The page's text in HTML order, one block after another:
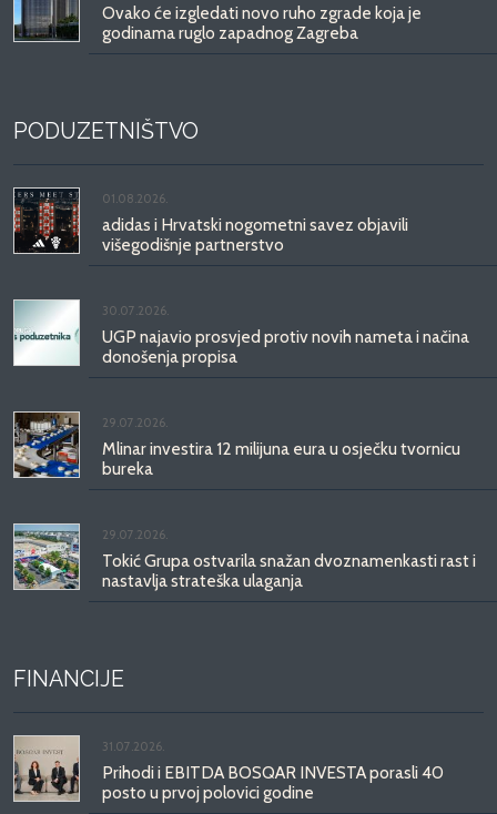
Ovako će izgledati novo ruho zgrade koja je
godinama ruglo zapadnog Zagreba
PODUZETNIŠTVO
01.08.2026.
adidas i Hrvatski nogometni savez objavili
višegodišnje partnerstvo
30.07.2026.
UGP najavio prosvjed protiv novih nameta i načina
donošenja propisa
29.07.2026.
Mlinar investira 12 milijuna eura u osječku tvornicu
bureka
29.07.2026.
Tokić Grupa ostvarila snažan dvoznamenkasti rast i
nastavlja strateška ulaganja
FINANCIJE
31.07.2026.
Prihodi i EBITDA BOSQAR INVESTA porasli 40
posto u prvoj polovici godine